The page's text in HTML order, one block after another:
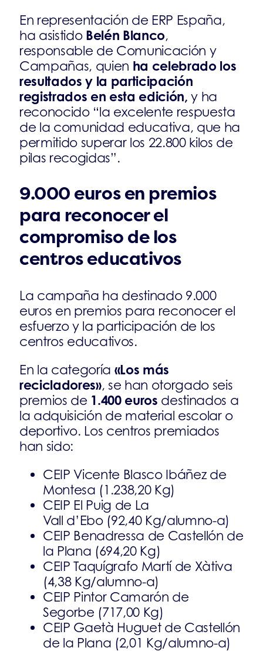
En representación de ERP España,
ha asistidoBelén Blanco,
responsable de Comunicación y
Campañas, quien ha celebrado los
resultados y la participación
registrados en esta edición, y ha
reconocido “la excelente respuesta
de la comunidad educativa, que ha
permitido superar los 22.800 kilos de
pilas recogidas”.
9.000 euros en premios
para reconocer el
compromiso de los
centros educativos
La campaña ha destinado 9.000
euros en premios para reconocer el
esfuerzo y la participación de los
centros educativos.
En la categoría «Los más
recicladores», se han otorgado seis
premios de 1.400 euros destinados a
la adquisición de material escolar o
deportivo. Los centros premiados
han sido:
CEIP Vicente Blasco Ibáñez de
Montesa (1.238,20 Kg)
CEIP El Puig de La
Vall d’Ebo (92,40 Kg/alumno-a)
CEIP Benadressa de Castellón de
la Plana (694,20 Kg)
CEIP Taquígrafo Martí de Xàtiva
(4,38 Kg/alumno-a)
CEIP Pintor Camarón de
Segorbe (717,00 Kg)
CEIP Gaetà Huguet de Castellón
de la Plana (2,01 Kg/alumno-a)